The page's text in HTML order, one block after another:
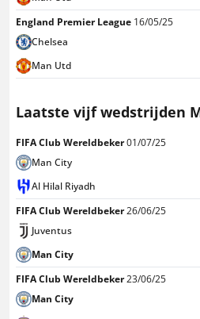
England Premier League 16/05/25
Chelsea
Man Utd
Laatste vijf wedstrijden
FIFA Club Wereldbeker01/07/25
Al Hilal Riyadh
Man City
FIFA Club Wereldbeker26/06/25
Juventus
Man City
FIFA Club Wereldbeker23/06/25
Man City